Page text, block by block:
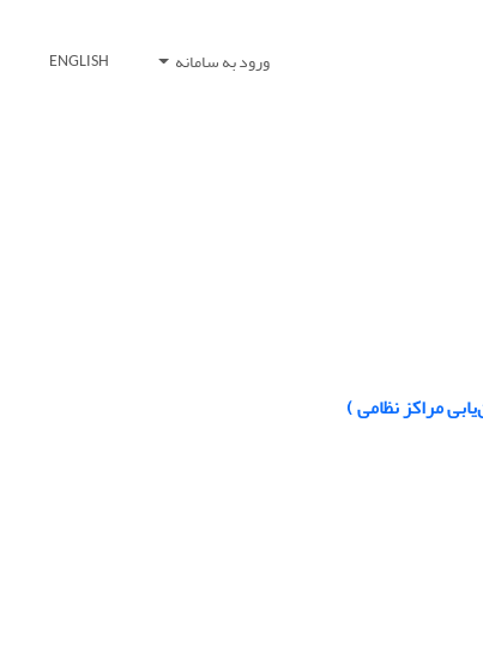
ورود به سامانه ENGLISH
مراکز نظامی )